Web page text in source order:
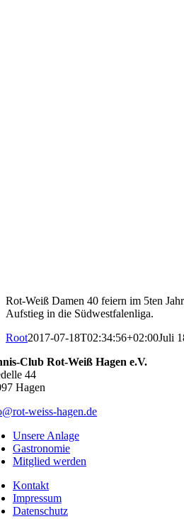
Rot-Weiß Damen 40 feiern im 5ten
Aufstieg in die Südwestfalenliga.
Root2017-07-18T02:34:56+02:00Juli
Club Rot-Weiß Hagen e.V.
44
Hagen
weiss-hagen.de
Unsere Anlage
Gastronomie
Mitglied werden
Kontakt
Impressum
Datenschutz